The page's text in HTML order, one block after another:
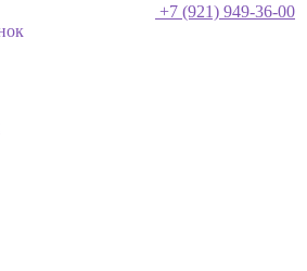
+7 (921) 949-36-00